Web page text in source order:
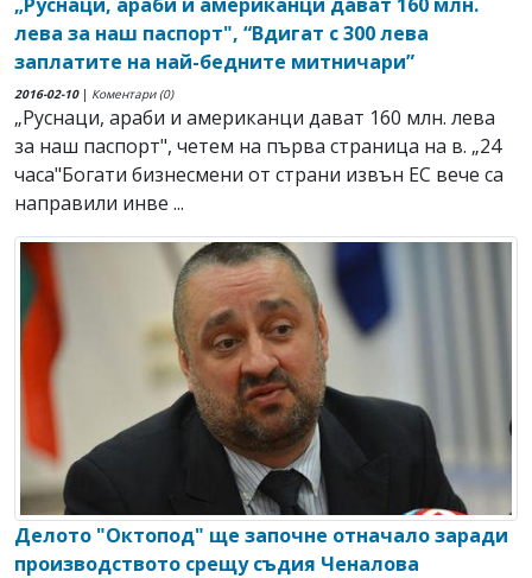
лева за наш паспорт", “Вдигат с 300 лева
заплатите на най-бедните митничари”
2016-02-10| Коментари (0)
„Руснаци, араби и американци дават 160 млн. лева
за наш паспорт", четем на първа страница на в. „24
часа"Богати бизнесмени от страни извън ЕС вече са
направили инве ...
Делото "Октопод" ще започне отначало заради
производството срещу съдия Ченалова